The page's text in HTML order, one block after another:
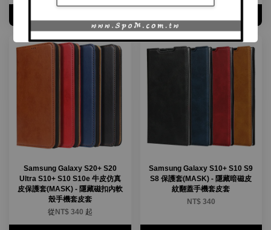
Samsung Galaxy S20+ S20
Ultra S10+ S10 S10e 牛皮仿真
皮保護套(MASK) - 隱藏磁扣內軟
殼手機套皮套
從 NT$ 340 起
Samsung Galaxy S10+ S10 S9
S8 保護套(MASK) - 隱藏暗磁皮
紋翻蓋手機套皮套
NT$ 340